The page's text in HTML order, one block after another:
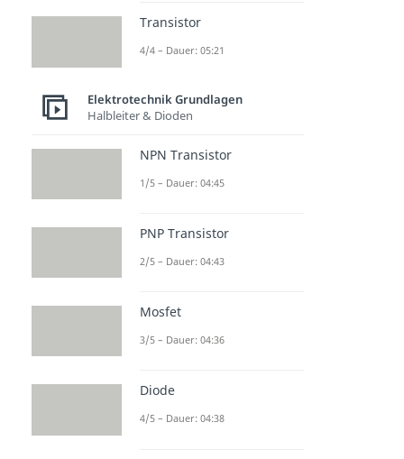
Transistor
4/4 – Dauer: 05:21
Elektrotechnik Grundlagen
Halbleiter & Dioden
NPN Transistor
1/5 – Dauer: 04:45
PNP Transistor
2/5 – Dauer: 04:43
Mosfet
3/5 – Dauer: 04:36
Diode
4/5 – Dauer: 04:38